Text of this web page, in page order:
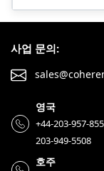
사업 문의:
영국
+44-203-957-
203-949-5508
호주